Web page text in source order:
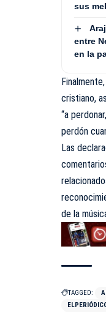
sus
entre
en la
cristiano,
“a
perdón
Las
de la
TAGGED: